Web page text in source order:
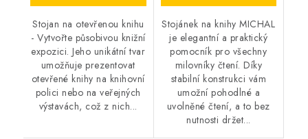
Stojan na otevřenou knihu
- Vytvořte působivou knižní
expozici. Jeho unikátní tvar
umožňuje prezentovat
otevřené knihy na knihovní
polici nebo na veřejných
výstavách, což z nich...
Stojánek na knihy MICHAL
je elegantní a praktický
pomocník pro všechny
milovníky čtení. Díky
stabilní konstrukci vám
umožní pohodlné a
uvolněné čtení, a to bez
nutnosti držet...